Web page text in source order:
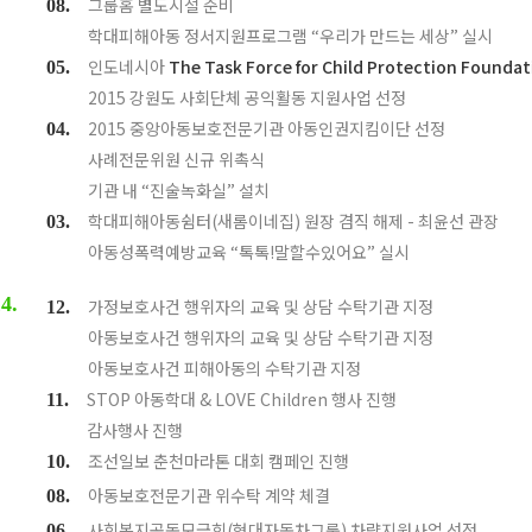
08.
그룹홈 별도시설 준비
학대피해아동 정서지원프로그램 “우리가 만드는 세상” 실시
05. 인도네시아 The Task Force for Child Protection
2015 강원도 사회단체 공익활동 지원사업 선정
04.
2015 중앙아동보호전문기관 아동인권지킴이단 선정
사례전문위원 신규 위촉식
기관 내 “진술녹화실” 설치
03.
학대피해아동쉼터(새롬이네집) 원장 겸직 해제 - 최윤선 관장
아동성폭력예방교육 “톡톡!말할수있어요” 실시
12.
가정보호사건 행위자의 교육 및 상담 수탁기관 지정
아동보호사건 행위자의 교육 및 상담 수탁기관 지정
아동보호사건 피해아동의 수탁기관 지정
11.
STOP 아동학대 & LOVE Children 행사 진행
감사행사 진행
10. 조선일보 춘천마라톤 대회 캠페인 진행
08. 아동보호전문기관 위수탁 계약 체결